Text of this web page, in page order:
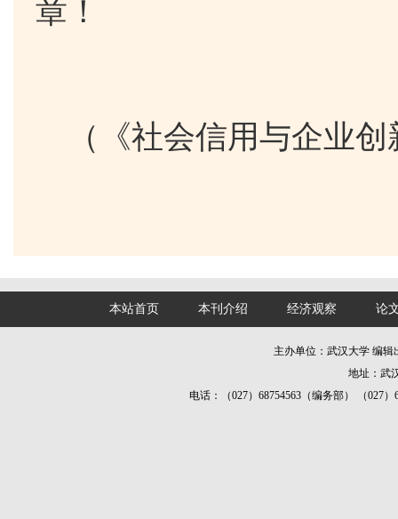
章！
（《社会信用与企业
本站首页 本刊介绍 经济观察 论
主办单位：武汉大学 编
地址：武
电话：（027）68754563（编务部） （027